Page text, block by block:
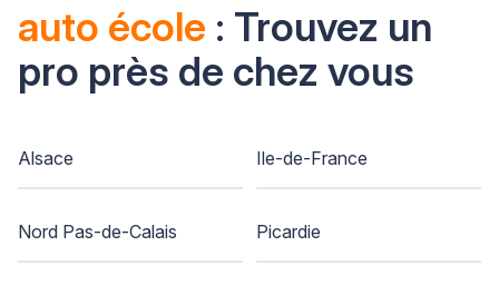
auto école : Trouvez un
pro près de chez vous
Alsace Ile-de-France
Nord Pas-de-Calais Picardie